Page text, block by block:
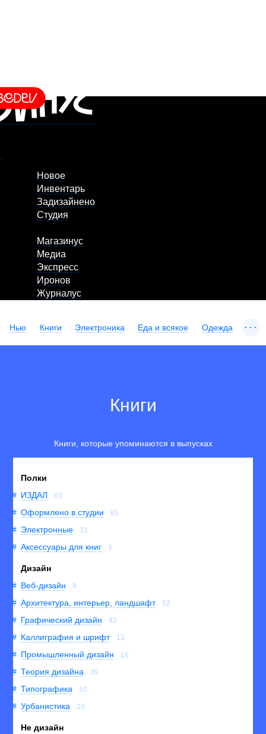
Новое
Инвентарь
Задизайнено
Студия
Магазинус
Медиа
Экспресс
Иронов
Журналус
Нью Книги Электроника Еда и всякое Одежда ...
Книги
Книги, которые упоминаются в выпусках
Полки
ИЗДАЛ
63
Оформлено в студии 65
Электронные 31
Аксессуары для книг 4
Дизайн
Веб-дизайн
9
Архитектура, интерьер, ландшафт 52
Графический дизайн 42
Каллиграфия и шрифт 13
Промышленный дизайн 16
Теория дизайна 39
Типографика 10
Урбанистика 20
Не дизайн